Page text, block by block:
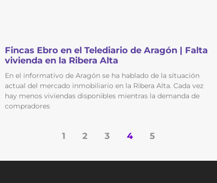
Fincas Ebro en el Telediario de Aragón | Falta
vivienda en la Ribera Alta
En el informativo de Aragón se ha hablado de la situación
actual del mercado inmobiliario en la Ribera Alta. Cada vez
hay menos viviendas disponibles mientras la demanda de
compradores
1 2 3 4 5